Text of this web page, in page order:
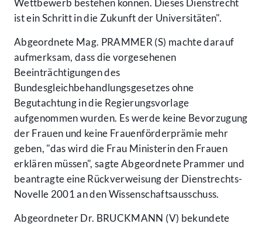
Wettbewerb bestehen können. Dieses Dienstrecht
ist ein Schritt in die Zukunft der Universitäten".
Abgeordnete Mag. PRAMMER (S) machte darauf
aufmerksam, dass die vorgesehenen
Beeinträchtigungen des
Bundesgleichbehandlungsgesetzes ohne
Begutachtung in die Regierungsvorlage
aufgenommen wurden. Es werde keine Bevorzugung
der Frauen und keine Frauenförderprämie mehr
geben, "das wird die Frau Ministerin den Frauen
erklären müssen", sagte Abgeordnete Prammer und
beantragte eine Rückverweisung der Dienstrechts-
Novelle 2001 an den Wissenschaftsausschuss.
Abgeordneter Dr. BRUCKMANN (V) bekundete